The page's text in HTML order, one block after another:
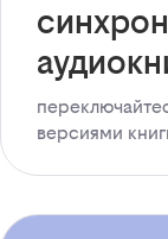
версиями